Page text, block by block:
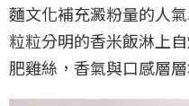
麵文化補充澱粉量的人
粒粒分明的香米飯淋上
肥雞絲，香氣與口感層